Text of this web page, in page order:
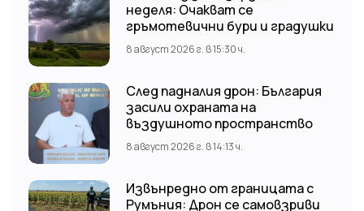
неделя: Очакват се
гръмотевични бури и градушки
8 август 2026 г. в 15:30 ч.
След падналия дрон: България
засили охраната на
въздушното пространство
8 август 2026 г. в 14:13 ч.
Извънредно от границата с
Румъния: Дрон се самовзриви